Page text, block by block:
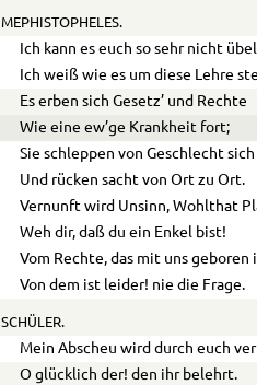
MEPHISTOPHELES.
Ich kann es euch so sehr nicht
Ich weiß wie es um diese Lehre
Es erben sich Gesetz’ und Rechte
Wie eine ew’ge Krankheit fort;
Sie schleppen von Geschlecht
Und rücken sacht von Ort zu Ort.
Vernunft wird Unsinn, Wohlthat
Weh dir, daß du ein Enkel bist!
Vom Rechte, das mit uns geboren
Von dem ist leider! nie die Frage.
SCHÜLER.
Mein Abscheu wird durch euch
O glücklich der! den ihr belehrt.